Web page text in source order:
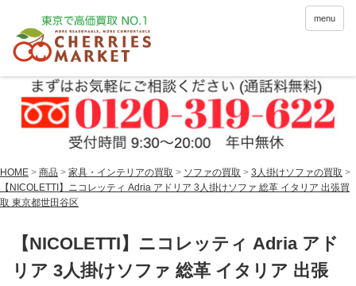
menu
HOME > 商品 > 家具・インテリアの買取 > ソファの買取 > 3人掛けソファの買取 >
【NICOLETTI】ニコレッティ Adria アドリア 3人掛けソファ 総革 イタリア 出張買
取 東京都世田谷区
【NICOLETTI】ニコレッティ Adria アド
リア 3人掛けソファ 総革 イタリア 出張